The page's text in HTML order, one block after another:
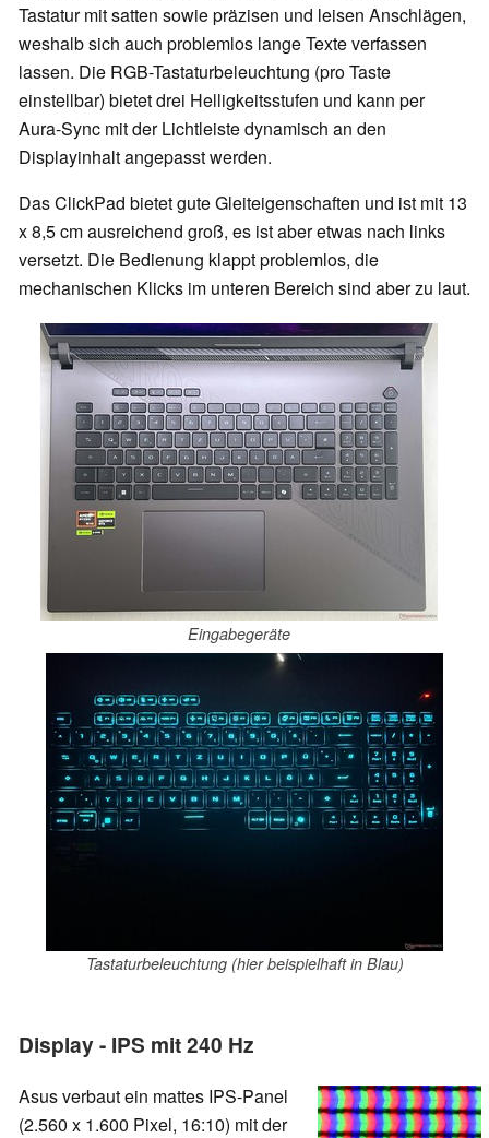
Tastatur mit satten sowie präzisen und leisen Anschlägen,
weshalb sich auch problemlos lange Texte verfassen
lassen. Die RGB-Tastaturbeleuchtung (pro Taste
einstellbar) bietet drei Helligkeitsstufen und kann per
Aura-Sync mit der Lichtleiste dynamisch an den
Displayinhalt angepasst werden.
Das ClickPad bietet gute Gleiteigenschaften und ist mit 13
x 8,5 cm ausreichend groß, es ist aber etwas nach links
versetzt. Die Bedienung klappt problemlos, die
mechanischen Klicks im unteren Bereich sind aber zu laut.
Eingabegeräte
Tastaturbeleuchtung (hier beispielhaft in Blau)
Display - IPS mit 240 Hz
Asus verbaut ein mattes IPS-Panel
(2.560 x 1.600 Pixel, 16:10) mit der